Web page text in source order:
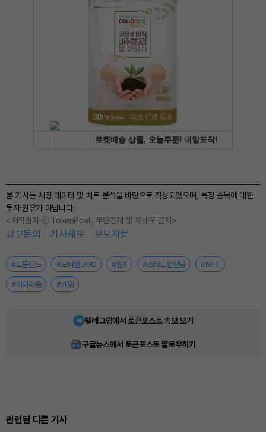
본 기사는 시장 데이터 및 차트 분석을 바탕으로 작성되었으며, 특정 종목에 대한
투자 권유가 아닙니다.
<저작권자 ⓒ TokenPost, 무단전재 및 재배포 금지>
광고문의 기사제보 보도자료
#토몰랜드 #모바일UGC #웹3 #스타트업펀딩 #NFT
#이더리움 #게임
텔레그램에서 토큰포스트 속보 보기
구글뉴스에서 토큰포스트 팔로우하기
관련된 다른 기사